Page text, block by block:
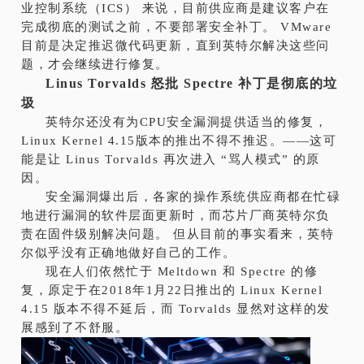
业控制系统（ICS） 来说，目前供应商是建议客户在
完成彻底的测试之前，不要部署安全补丁。 VMware
目前是决定推迟微代码更新，直到英特尔解决这些问
题，才会继续进行修复。
Linus Torvalds 怒批 Spectre 补丁是彻底的垃
圾
英特尔还没有为CPU安全漏洞提供适当的修复，
Linux Kernel 4.15版本的推出不得不推迟。——这可
能是让 Linus Torvalds 再次进入 “骂人模式” 的原
因。
安全漏洞爆出后，各家的操作系统供应商都在忙碌
地进行漏洞的软件层面更新时，而芯片厂商英特尔负
责在固件级别解决问题。 但从目前的事实看来，英特
尔似乎没有正确地做好自己的工作。
现在人们依然忙于 Meltdown 和 Spectre 的修
复，原定于在2018年1月22日推出的 Linux Kernel
4.15 版本不得不延后，而 Torvalds 显然对这样的发
展感到了不舒服。